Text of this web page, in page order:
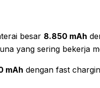
besar 8.850 mAh
yang sering bekerja
mAh dengan fast